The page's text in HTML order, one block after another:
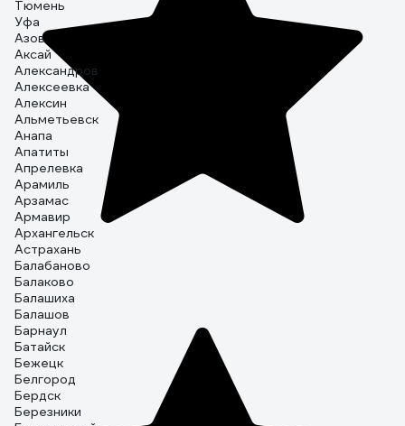
Тюмень
Уфа
Азов
Аксай
Александров
Алексеевка
Алексин
Альметьевск
Анапа
Апатиты
Апрелевка
Арамиль
Арзамас
Армавир
Архангельск
Астрахань
Балабаново
Балаково
Балашиха
Балашов
Барнаул
Батайск
Бежецк
Белгород
Бердск
Березники